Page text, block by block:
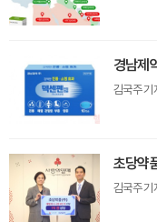
경남제
김국주 기
초당약
김국주 기